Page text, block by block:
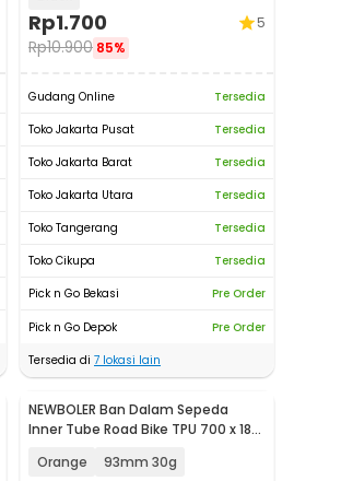
Rp1.700
Rp10.900 85%
5
Gudang Online
Tersedia
Toko Jakarta Pusat
Tersedia
Toko Jakarta Barat
Tersedia
Toko Jakarta Utara
Tersedia
Toko Tangerang
Tersedia
Toko Cikupa
Tersedia
Pick n Go Bekasi
Pre Order
Pick n Go Depok
Pre Order
Tersedia di 7 lokasi lain
NEWBOLER Ban Dalam Sepeda
Inner Tube Road Bike TPU 700 x 18-
Orange 93mm 30g